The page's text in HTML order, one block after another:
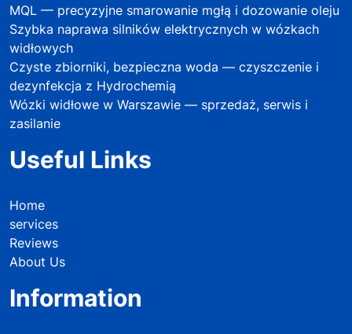
MQL — precyzyjne smarowanie mgłą i dozowanie oleju
Szybka naprawa silników elektrycznych w wózkach
widłowych
Czyste zbiorniki, bezpieczna woda — czyszczenie i
dezynfekcja z Hydrochemią
Wózki widłowe w Warszawie — sprzedaż, serwis i
zasilanie
Useful Links
Home
services
Reviews
About Us
Information